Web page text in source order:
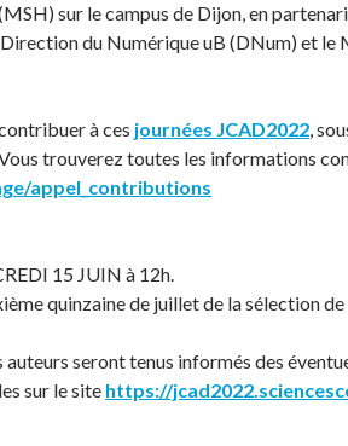
sur le campus de Dijon, en
du Numérique uB (DNum) et
à ces journées JCAD2022,
trouverez toutes les informations
appel_contributions
15 JUIN à 12h.
quinzaine de juillet de la sélection
seront tenus informés des
sur le site https://